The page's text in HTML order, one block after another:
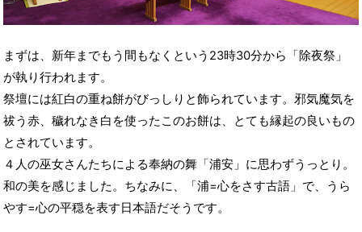
まずは、新年までもう間もなくという23時30分から「除夜祭」
が執り行われます。
祭壇には紅白の重ね餅がびっしりと飾られています。邪気魔気を
祓う赤、穢れなき白を使ったこのお餅は、とても縁起の良いもの
とされています。
４人の巫女さんたちによる奉納の舞「浦安」に思わずうっとり。
和の美を感じました。ちなみに、「浦=心をさす古語」で、うら
やす=心の平穏を表す日本語だそうです。